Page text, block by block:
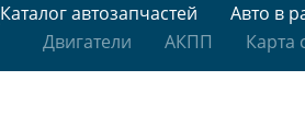
Каталог автозапчастей
Авто в
Двигатели
АКПП Карта